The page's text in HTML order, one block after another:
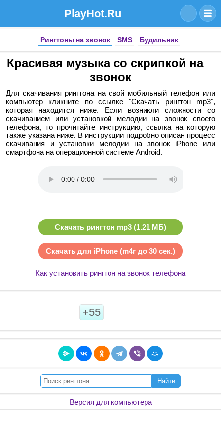
PlayHot.Ru
Рингтоны на звонок SMS Будильник
Красивая музыка со скрипкой на
звонок
Для скачивания рингтона на свой мобильный телефон или
компьютер кликните по ссылке "Скачать рингтон mp3",
которая находится ниже. Если возникли сложности со
скачиванием или установкой мелодии на звонок своего
телефона, то прочитайте инструкцию, ссылка на которую
также указана ниже. В инструкции подробно описан процесс
скачивания и установки мелодии на звонок iPhone или
смартфона на операционной системе Android.
Скачать рингтон mp3 (1.21 МБ)
Скачать для iPhone (m4r до 30 сек.)
Как установить рингтон на звонок телефона
+55
Найти
Версия для компьютера